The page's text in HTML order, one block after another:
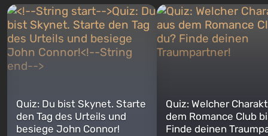
Quiz: Du bist Skynet. Starte
den Tag des Urteils und
besiege John Connor!
Quiz: Welcher
dem Romance Club
Finde deinen